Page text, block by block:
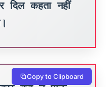
कहता नहीं
Copy to Clipboard